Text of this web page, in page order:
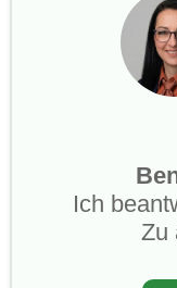
Ich
Zu